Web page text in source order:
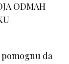
ODMAH
pomognu da